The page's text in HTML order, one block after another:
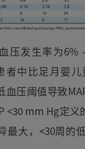
压发生率为6%
者中比足月婴
血压阈值导致
<30 mm Hg定义
最大，<30周的